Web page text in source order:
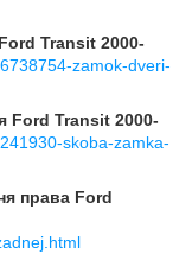
Transit 2000-
zamok-dveri-
Ford Transit 2000-
skoba-zamka-
права Ford